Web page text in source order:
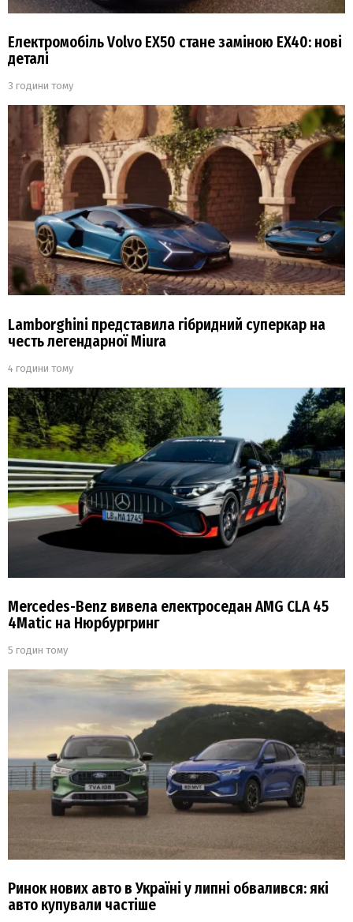
Електромобіль Volvo EX50 стане заміною EX40: нові
деталі
3 години тому
Lamborghini представила гібридний суперкар на
честь легендарної Miura
4 години тому
Mercedes-Benz вивела електроседан AMG CLA 45
4Matic на Нюрбургринг
5 годин тому
Ринок нових авто в Україні у липні обвалився: які
авто купували частіше